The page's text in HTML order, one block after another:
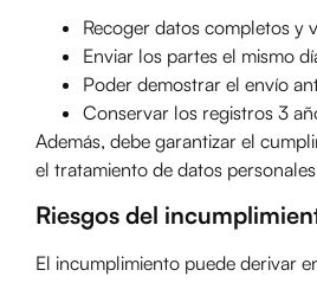
Recoger datos completos y
Enviar los partes el mismo
Poder demostrar el envío
Conservar los registros 3
Además, debe garantizar el
el tratamiento de datos
Riesgos del
El incumplimiento puede derivar